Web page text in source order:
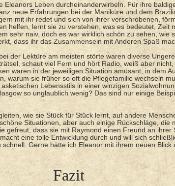
Eleanors Leben durcheinanderwirbeln. Für ihre
neue Erfahrungen bei der Maniküre und dem
mit ihr redet und sich von ihrer verschrobenen,
helfen, lernt sie zu verstehen, was es bedeutet, Zeit
sehr naiv, doch es war wirklich schön zu sehen, wie
dass ihr das Zusammensein mit Anderen Spaß
der Lektüre am meisten störte waren diverse
schaut viel Fern und hört Radio, weiß aber
waren in der jeweiligen Situation amüsant, in dem
warum sie früher so oft die Pflegefamilie wechseln
Lebensstils in einer winzigen
so unglaublich wenig? Das sind nur einige
wie sie Stück für Stück lernt, auf andere
Situationen, aber auch einige Rückschläge, die
gefreut, dass sie mit Raymond einen Freund an ihrer
eine tolle Entwicklung durch und will sich
Gerne hätte ich Eleanor mit ihrem neuen
Fazit